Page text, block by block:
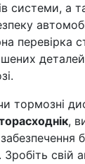
системи, а
перевірка
тормозні
,
свій